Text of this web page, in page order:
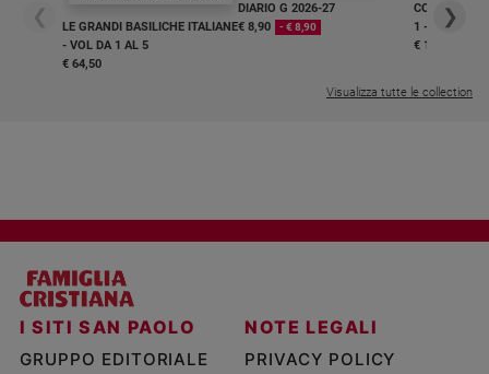
❮
LE GRANDI BASILICHE ITALIANE
- VOL DA 1 AL 5
€ 64,50
DIARIO G 2026-27
€ 8,90
- € 8,90
COLLANA
1 - 2
€ 18,50
❯
Visualizza tutte le collection
I SITI SAN PAOLO
GRUPPO EDITORIALE
NOTE LEGALI
PRIVACY POLICY